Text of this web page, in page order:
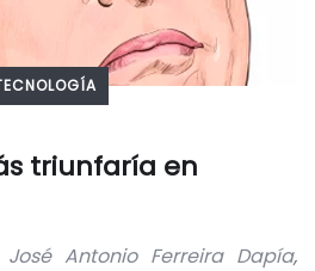
triunfaría en
José Antonio Ferreira Dapía,